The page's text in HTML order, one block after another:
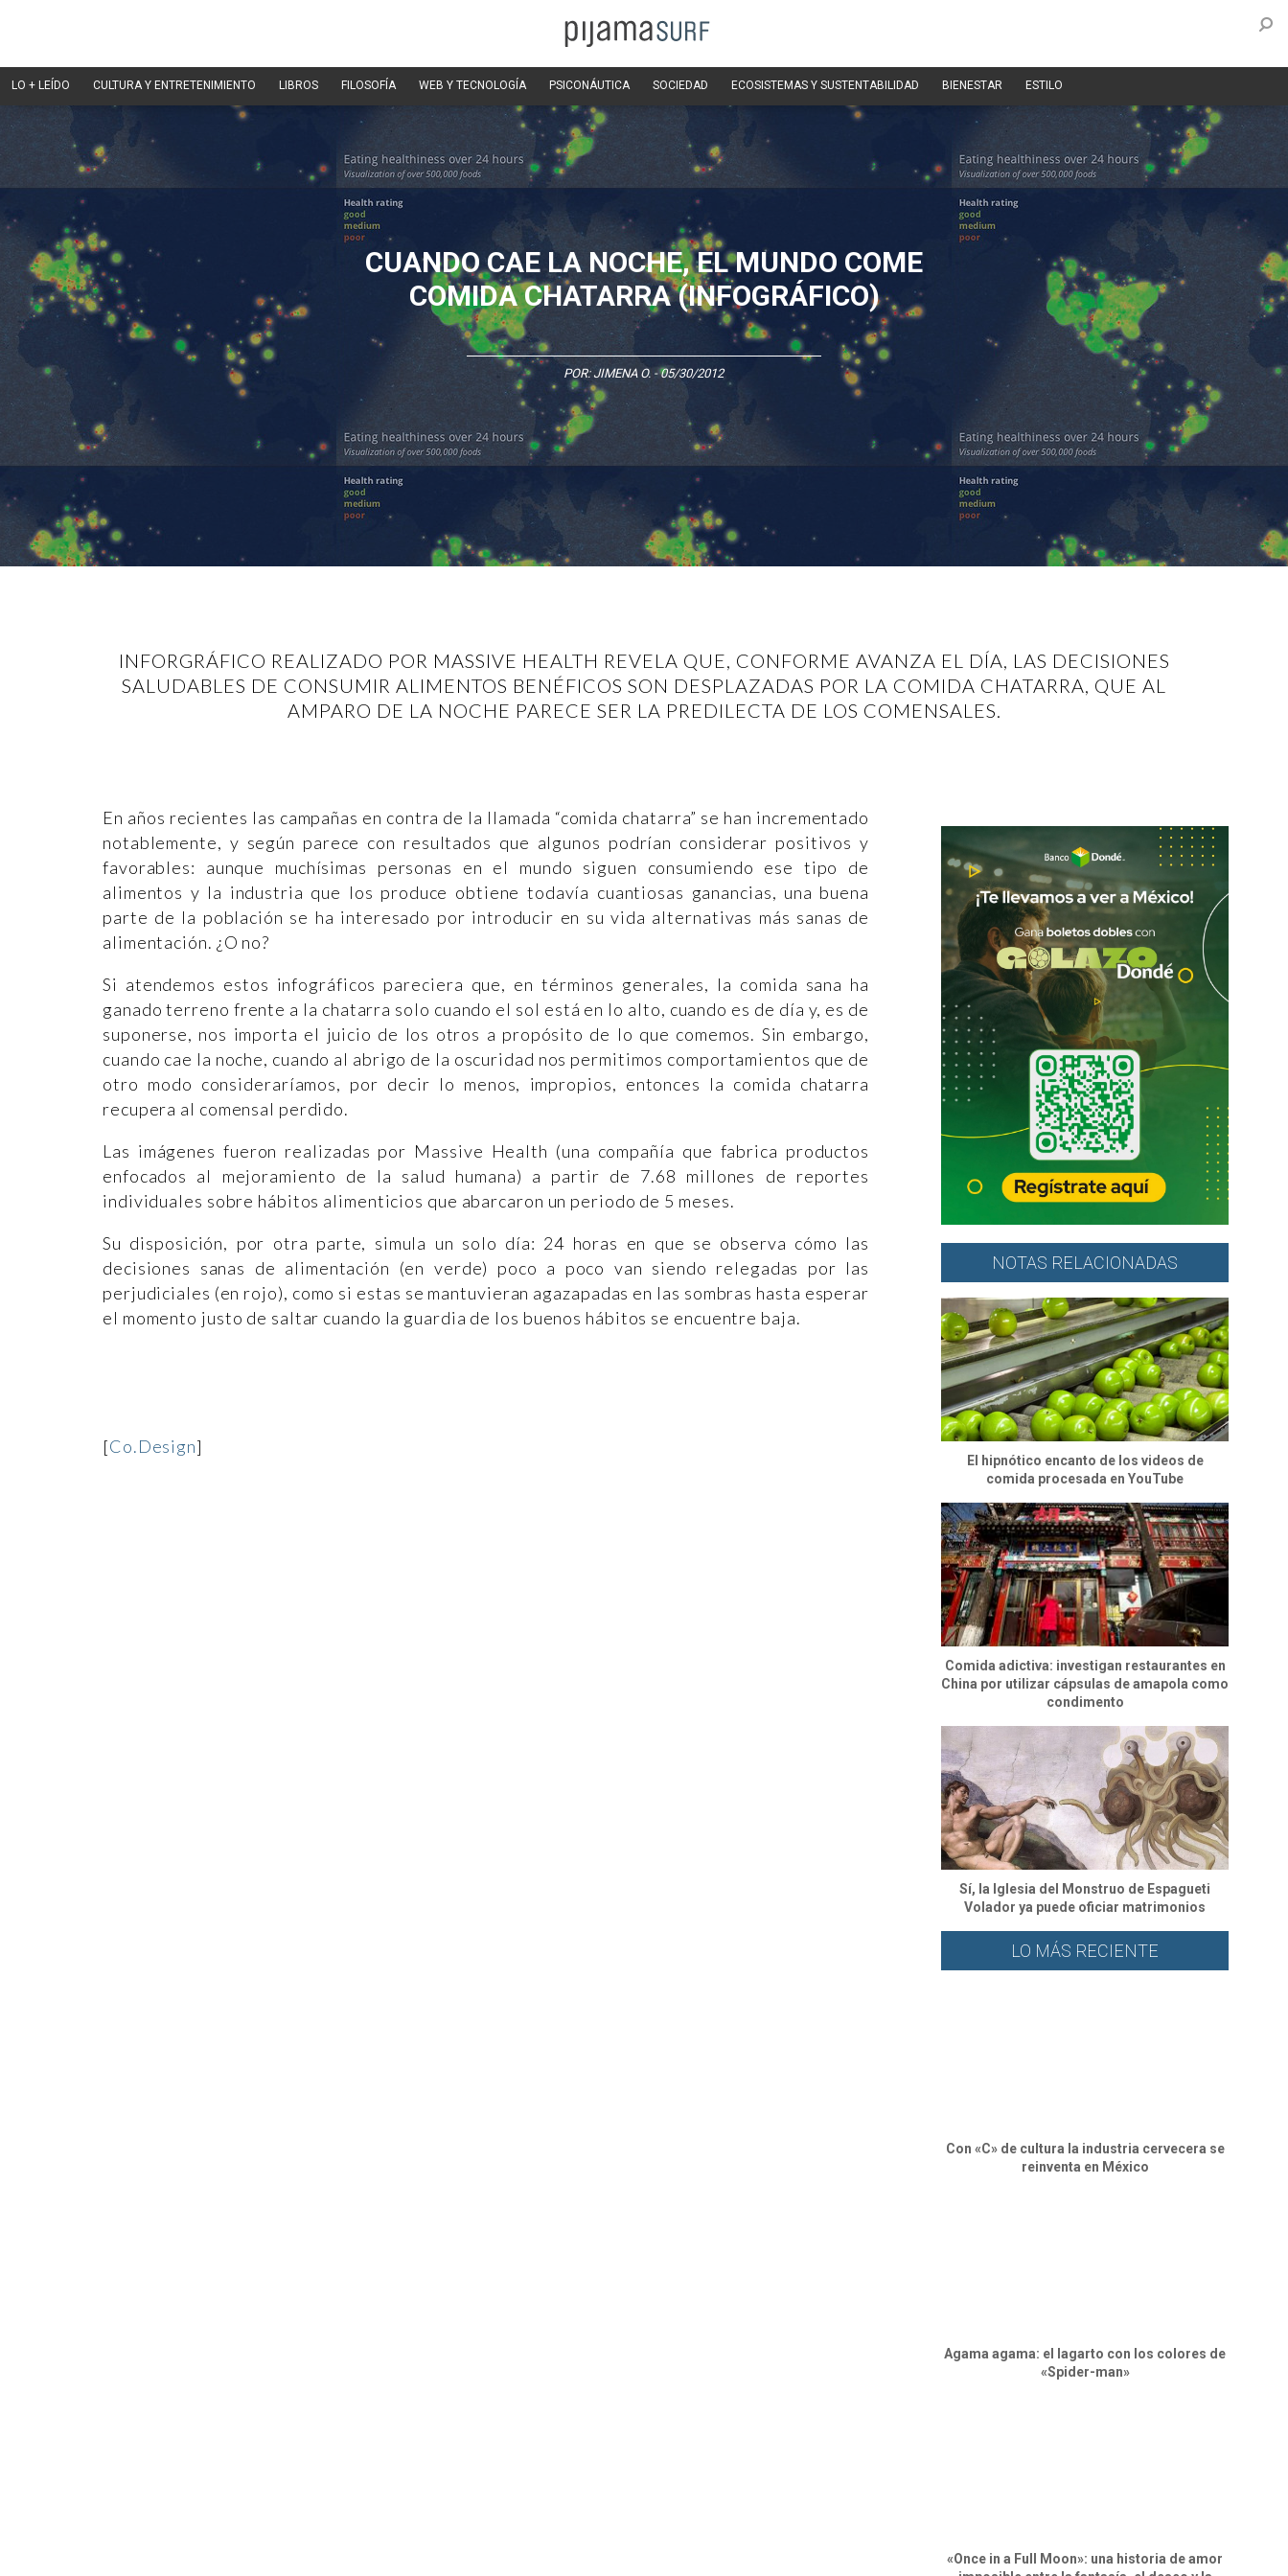
LO + LEÍDO CULTURA Y ENTRETENIMIENTO LIBROS FILOSOFÍA WEB Y TECNOLOGÍA PSICONÁUTICA SOCIEDAD ECOSISTEMAS Y SUSTENTABILIDAD BIENESTAR ESTILO
CUANDO CAE LA NOCHE, EL MUNDO COME
COMIDA CHATARRA (INFOGRÁFICO)
POR: JIMENA O. - 05/30/2012
INFORGRÁFICO REALIZADO POR MASSIVE HEALTH REVELA QUE, CONFORME AVANZA EL DÍA, LAS DECISIONES
SALUDABLES DE CONSUMIR ALIMENTOS BENÉFICOS SON DESPLAZADAS POR LA COMIDA CHATARRA, QUE AL
AMPARO DE LA NOCHE PARECE SER LA PREDILECTA DE LOS COMENSALES.
En años recientes las campañas en contra de la llamada “comida chatarra” se han incrementado
notablemente, y según parece con resultados que algunos podrían considerar positivos y
favorables: aunque muchísimas personas en el mundo siguen consumiendo ese tipo de
alimentos y la industria que los produce obtiene todavía cuantiosas ganancias, una buena
parte de la población se ha interesado por introducir en su vida alternativas más sanas de
alimentación. ¿O no?
Si atendemos estos infográficos pareciera que, en términos generales, la comida sana ha
ganado terreno frente a la chatarra solo cuando el sol está en lo alto, cuando es de día y, es de
suponerse, nos importa el juicio de los otros a propósito de lo que comemos. Sin embargo,
cuando cae la noche, cuando al abrigo de la oscuridad nos permitimos comportamientos que de
otro modo consideraríamos, por decir lo menos, impropios, entonces la comida chatarra
recupera al comensal perdido.
Las imágenes fueron realizadas por Massive Health (una compañía que fabrica productos
enfocados al mejoramiento de la salud humana) a partir de 7.68 millones de reportes
individuales sobre hábitos alimenticios que abarcaron un periodo de 5 meses.
Su disposición, por otra parte, simula un solo día: 24 horas en que se observa cómo las
decisiones sanas de alimentación (en verde) poco a poco van siendo relegadas por las
perjudiciales (en rojo), como si estas se mantuvieran agazapadas en las sombras hasta esperar
el momento justo de saltar cuando la guardia de los buenos hábitos se encuentre baja.
[Co.Design]
NOTAS RELACIONADAS
El hipnótico encanto de los videos de
comida procesada en YouTube
Comida adictiva: investigan restaurantes en
China por utilizar cápsulas de amapola como
condimento
Sí, la Iglesia del Monstruo de Espagueti
Volador ya puede oficiar matrimonios
LO MÁS RECIENTE
Con «C» de cultura la industria cervecera se
reinventa en México
Agama agama: el lagarto con los colores de
«Spider-man»
«Once in a Full Moon»: una historia de amor